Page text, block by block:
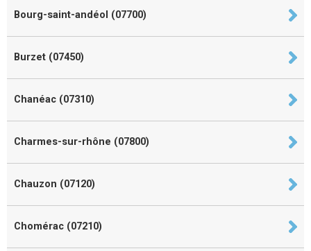
Bourg-saint-andéol (07700)
Burzet (07450)
Chanéac (07310)
Charmes-sur-rhône (07800)
Chauzon (07120)
Chomérac (07210)